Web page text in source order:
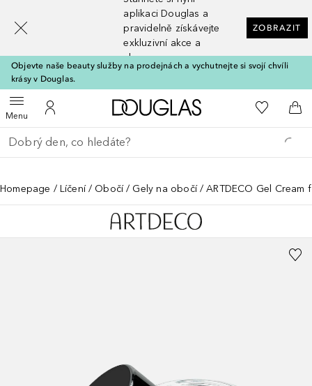
aplikaci Douglas a
pravidelně získávejte
exkluzivní akce a
slevy
ZOBRAZIT
Objevte naše beauty služby na prodejnách a vychutnejte si svojí chvíli
krásy v Douglas.
MenuOtevřít menuK mému účtu
Domů K mému
Do
Vraťte se
Proveďte vyhledávání
Homepage Líčení Obočí Gely na obočí ARTDECO Gel
[navigation.slideout.screenreader]